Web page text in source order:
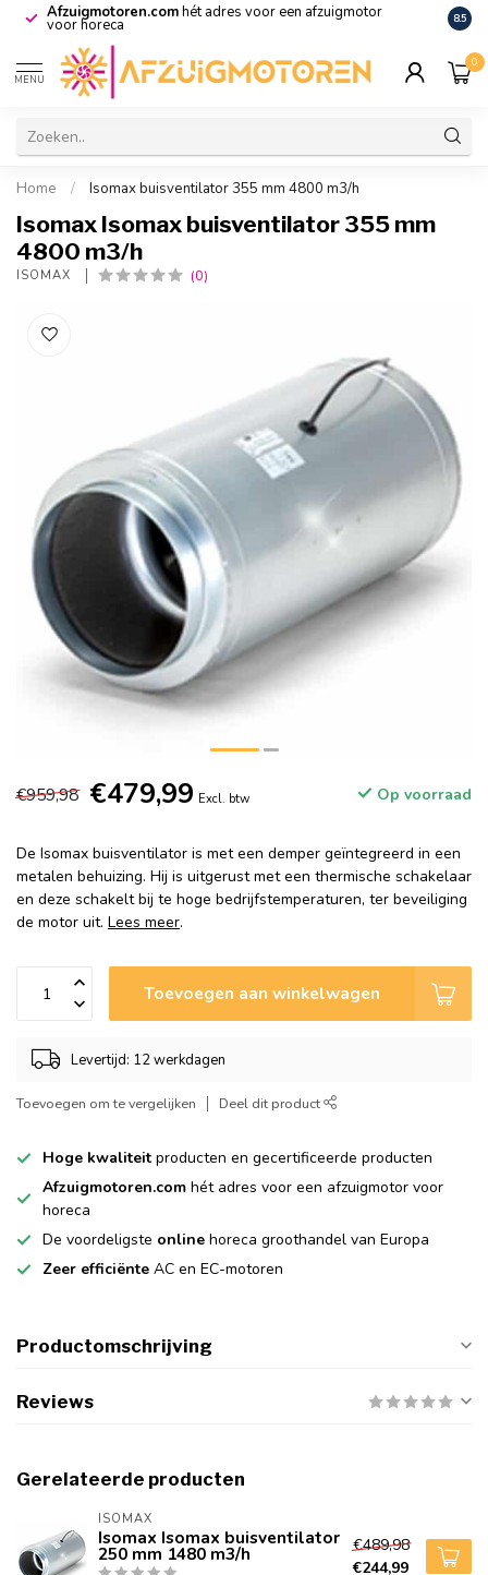
Afzuigmotoren.comhét adres voor een afzuigmotor
voor horeca De
8.5
MENU
0
Home / Isomax buisventilator 355 mm 4800 m3/h
Isomax Isomax buisventilator 355 mm
4800 m3/h
ISOMAX (0)
€959,98 €479,99 Excl. btw Op voorraad
De Isomax buisventilator is met een demper geïntegreerd in een
metalen behuizing. Hij is uitgerust met een thermische schakelaar
en deze schakelt bij te hoge bedrijfstemperaturen, ter beveiliging
de motor uit. Lees meer.
Toevoegen aan winkelwagen
Levertijd: 12 werkdagen
Toevoegen om te vergelijken Deel dit product
Hoge kwaliteit producten en gecertificeerde producten
Afzuigmotoren.com hét adres voor een afzuigmotor voor
horeca
De voordeligste online horeca groothandel van Europa
Zeer efficiënte AC en EC-motoren
Productomschrijving
Reviews
Gerelateerde producten
ISOMAX
Isomax Isomax buisventilator
250 mm 1480 m3/h
€489,98
€244,99